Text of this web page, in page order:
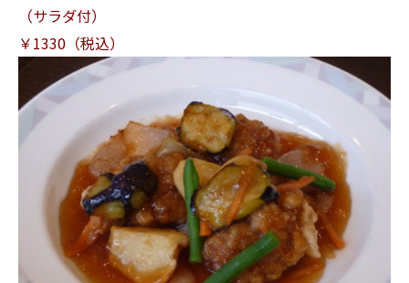
（サラダ付）
￥1330（税込）